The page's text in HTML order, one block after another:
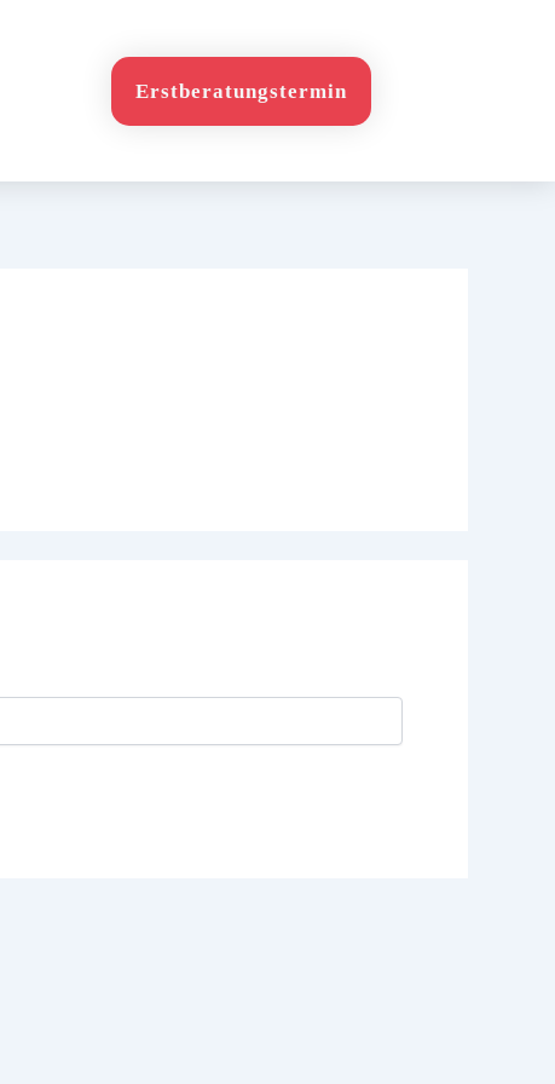
Erstberatungstermin